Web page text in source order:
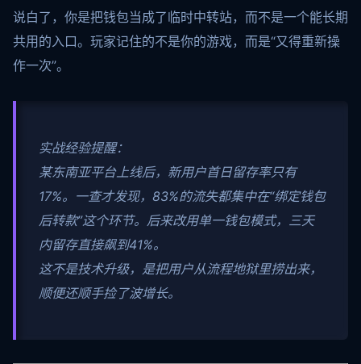
说白了，你是把钱包当成了临时中转站，而不是一个能长期
共用的入口。玩家记住的不是你的游戏，而是“又得重新操
作一次”。
实战经验提醒：
某东南亚平台上线后，新用户首日留存率只有
17%。一查才发现，83%的流失都集中在“绑定钱包
后转款”这个环节。后来改用单一钱包模式，三天
内留存直接飙到41%。
这不是技术升级，是把用户从流程地狱里捞出来，
顺便还顺手捡了波增长。